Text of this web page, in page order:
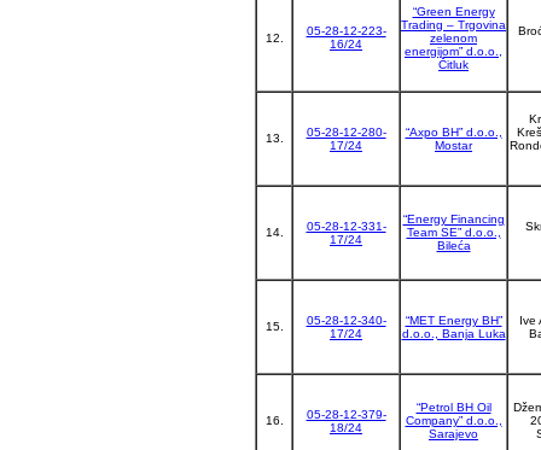
12.
05-28-12-223-
16/24
“Green Energy
Trading – Trgovina
zelenom
energijom” d.o.o.,
Čitluk
13.
05-28-12-280-
17/24
“Axpo BH” d.o.o.,
Mostar
14.
05-28-12-331-
17/24
“Energy Financing
Team SЕ” d.o.o.,
Bileća
15.
05-28-12-340-
17/24
“MET Energy BH”
d.o.o., Banja Luka
Ive
16.
05-28-12-379-
18/24
“Petrol BH Oil
Company” d.o.o.,
Sarajevo